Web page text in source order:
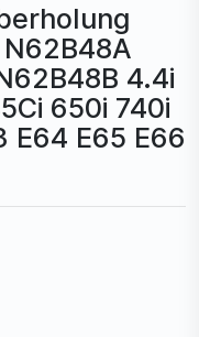
4.4i
650i 740i
E64 E65 E66